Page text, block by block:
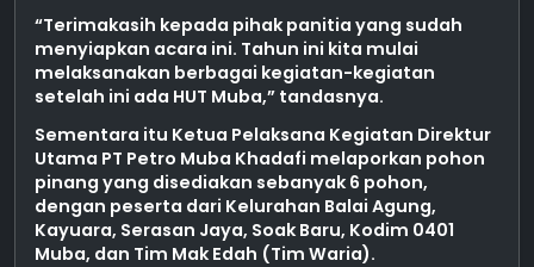
“Terimakasih kepada pihak panitia yang sudah
menyiapkan acara ini. Tahun ini kita mulai
melaksanakan berbagai kegiatan-kegiatan
setelah ini ada HUT Muba,” tandasnya.
Sementara itu Ketua Pelaksana Kegiatan Direktur
Utama PT Petro Muba Khadafi melaporkan pohon
pinang yang disediakan sebanyak 6 pohon,
dengan peserta dari Kelurahan Balai Agung,
Kayuara, Serasan Jaya, Soak Baru, Kodim 0401
Muba, dan Tim Mak Edah (Tim Waria).